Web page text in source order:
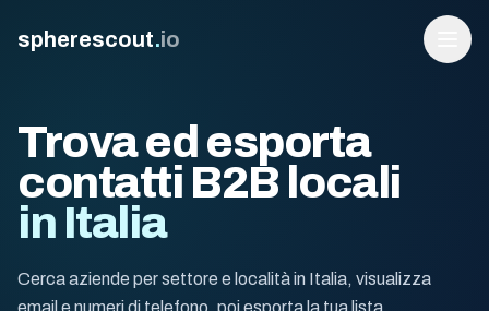
spherescout.io
Trova ed esporta
contatti B2B locali
in Italia
Cerca aziende per settore e località in Italia, visualizza
email e numeri di telefono, poi esporta la tua lista.